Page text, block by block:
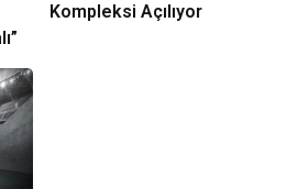
Kompleksi Açılıyor